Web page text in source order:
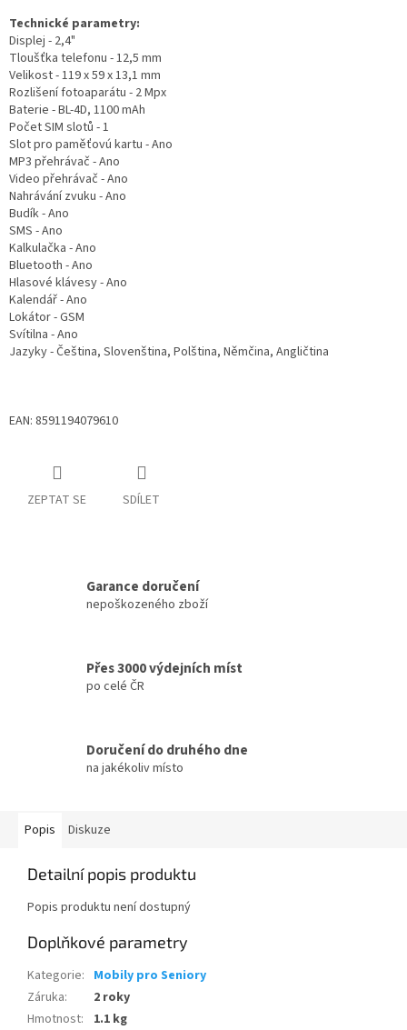
Technické parametry:
Displej - 2,4"
Tloušťka telefonu - 12,5 mm
Velikost - 119 x 59 x 13,1 mm
Rozlišení fotoaparátu - 2 Mpx
Baterie - BL-4D, 1100 mAh
Počet SIM slotů - 1
Slot pro paměťovú kartu - Ano
MP3 přehrávač - Ano
Video přehrávač - Ano
Nahrávání zvuku - Ano
Budík - Ano
SMS - Ano
Kalkulačka - Ano
Bluetooth - Ano
Hlasové klávesy - Ano
Kalendář - Ano
Lokátor - GSM
Svítilna - Ano
Jazyky - Čeština, Slovenština, Polština, Němčina, Angličtina
EAN: 8591194079610
ZEPTAT SE SDÍLET
Garance doručení
nepoškozeného zboží
Přes 3000 výdejních míst
po celé ČR
Doručení do druhého dne
na jakékoliv místo
Popis Diskuze
Detailní popis produktu
Popis produktu není dostupný
Doplňkové parametry
Kategorie: Mobily pro Seniory
Záruka:
2 roky
Hmotnost:
1.1 kg